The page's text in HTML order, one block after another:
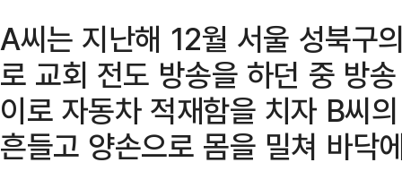
A씨는 지난해 12월 서울 성북구
로 교회 전도 방송을 하던 중 방
이로 자동차 적재함을 치자 B씨
흔들고 양손으로 몸을 밀쳐 바닥